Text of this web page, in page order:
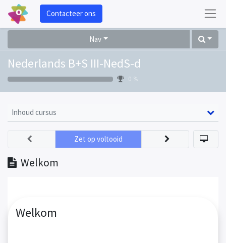
Contacteer ons
Nav
Nederlands B+S III-NedS-d
0 %
Inhoud cursus
Welkom
Zet op voltooid
Welkom